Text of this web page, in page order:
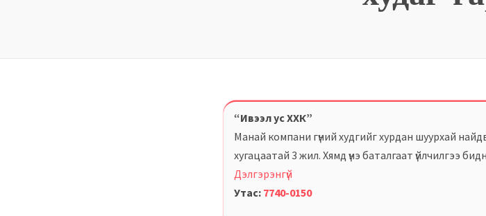
“Ивээл ус ХХК”
Манай компани гүний худгийг хурдан шуурхай
хугацаатай 3 жил. Хямд үнэ баталгаат үйлчилгээ
Дэлгэрэнгүй
Утас: 7740-0150